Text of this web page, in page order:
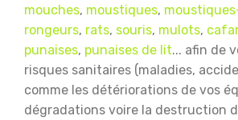
mouches, moustiques,
rongeurs, rats, souris, mulots,
punaises, punaises de lit... afin de
risques sanitaires (maladies,
comme les détériorations de vos
dégradations voire la destruction